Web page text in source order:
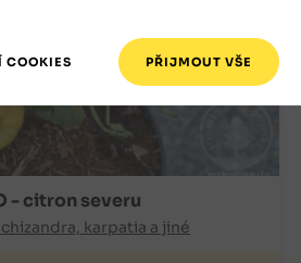
- citron severu
karpatia a jiné